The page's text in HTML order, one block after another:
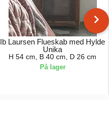
Ib Laursen Flueskab med Hylde
Unika
H 54 cm, B 40 cm, D 26 cm
På lager